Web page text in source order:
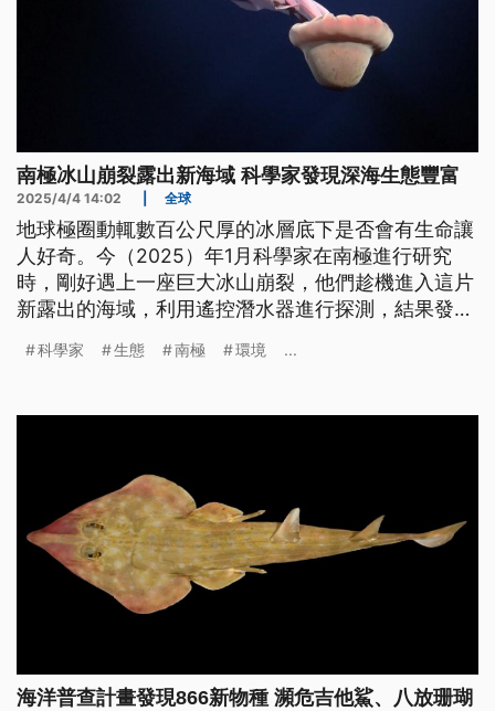
南極冰山崩裂露出新海域 科學家發現深海生態豐富
2025/4/4 14:02 全球
地球極圈動輒數百公尺厚的冰層底下是否會有生命讓
人好奇。今（2025）年1月科學家在南極進行研究
時，剛好遇上一座巨大冰山崩裂，他們趁機進入這片
新露出的海域，利用遙控潛水器進行探測，結果發現
人驚喜。
科學家 生態 南極 環境 ...
海洋普查計畫發現866新物種 瀕危吉他鯊、八放珊瑚